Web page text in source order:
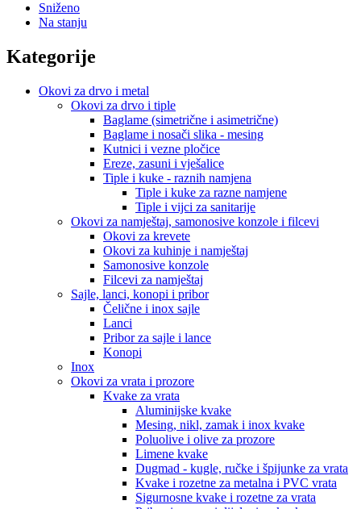
Sniženo
Na stanju
Kategorije
Okovi za drvo i metal
Okovi za drvo i tiple
Baglame (simetrične i asimetrične)
Baglame i nosači slika - mesing
Kutnici i vezne pločice
Ereze, zasuni i vješalice
Tiple i kuke - raznih namjena
Tiple i kuke za razne namjene
Tiple i vijci za sanitarije
Okovi za namještaj, samonosive konzole i filcevi
Okovi za krevete
Okovi za kuhinje i namještaj
Samonosive konzole
Filcevi za namještaj
Sajle, lanci, konopi i pribor
Čelične i inox sajle
Lanci
Pribor za sajle i lance
Konopi
Inox
Okovi za vrata i prozore
Kvake za vrata
Aluminijske kvake
Mesing, nikl, zamak i inox kvake
Poluolive i olive za prozore
Limene kvake
Dugmad - kugle, ručke i špijunke za vrata
Kvake i rozetne za metalna i PVC vrata
Sigurnosne kvake i rozetne za vrata